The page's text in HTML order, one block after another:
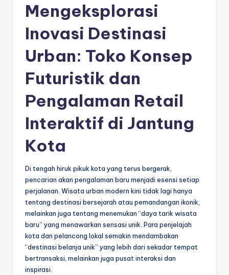
Mengeksplorasi
Inovasi Destinasi
Urban: Toko Konsep
Futuristik dan
Pengalaman Retail
Interaktif di Jantung
Kota
Di tengah hiruk pikuk kota yang terus bergerak,
pencarian akan pengalaman baru menjadi esensi setiap
perjalanan. Wisata urban modern kini tidak lagi hanya
tentang destinasi bersejarah atau pemandangan ikonik,
melainkan juga tentang menemukan “daya tarik wisata
baru” yang menawarkan sensasi unik. Para penjelajah
kota dan pelancong lokal semakin mendambakan
“destinasi belanja unik” yang lebih dari sekadar tempat
bertransaksi, melainkan juga pusat interaksi dan
inspirasi.